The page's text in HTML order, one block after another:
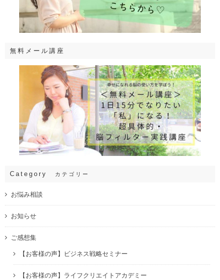
無料メール講座
Category カテゴリー
お悩み相談
お知らせ
ご感想集
【お客様の声】ビジネス戦略セミナー
【お客様の声】ライフクリエイトアカデミー